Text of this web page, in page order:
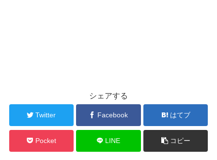
シェアする
Twitter Facebook はてブ
Pocket LINE コピー